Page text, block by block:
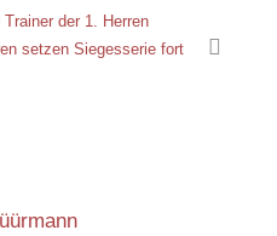
der 1. Herren
setzen Siegesserie fort